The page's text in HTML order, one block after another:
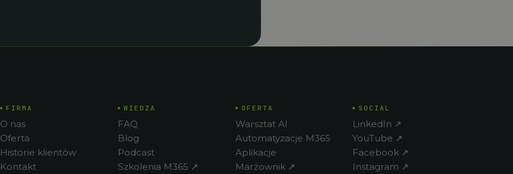
FIRMA
O nas
Oferta
Historie klientów
Kontakt
WIEDZA
FAQ
Blog
Podcast
Szkolenia M365 ↗
OFERTA
Warsztat AI
Automatyzacje M365
Aplikacje
Marżownik ↗
SOCIAL
LinkedIn ↗
YouTube ↗
Facebook ↗
Instagram ↗